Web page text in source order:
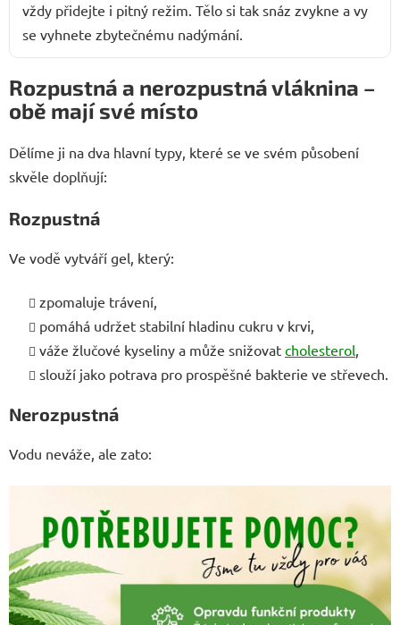
vždy přidejte i pitný režim. Tělo si tak snáz zvykne a vy
se vyhnete zbytečnému nadýmání.
Rozpustná a nerozpustná vláknina –
obě mají své místo
Dělíme ji na dva hlavní typy, které se ve svém působení
skvěle doplňují:
Rozpustná
Ve vodě vytváří gel, který:
zpomaluje trávení,
pomáhá udržet stabilní hladinu cukru v krvi,
váže žlučové kyseliny a může snižovat cholesterol,
slouží jako potrava pro prospěšné bakterie ve střevech.
Nerozpustná
Vodu neváže, ale zato: